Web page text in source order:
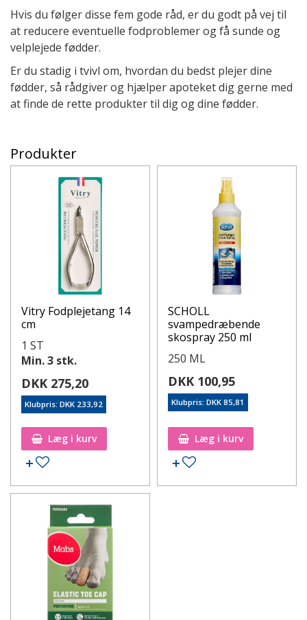
Hvis du følger disse fem gode råd, er du godt på vej til
at reducere eventuelle fodproblemer og få sunde og
velplejede fødder.
Er du stadig i tvivl om, hvordan du bedst plejer dine
fødder, så rådgiver og hjælper apoteket dig gerne med
at finde de rette produkter til dig og dine fødder.
Produkter
Vitry Fodplejetang 14
cm
1 ST
Min. 3 stk.
DKK 275,20
Klubpris: DKK 233,92
Læg i kurv
SCHOLL
svampedræbende
skospray 250 ml
250 ML
DKK 100,95
Klubpris: DKK 85,81
Læg i kurv